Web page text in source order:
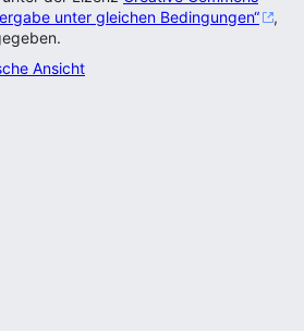
unter gleichen Bedingungen“
,
Ansicht